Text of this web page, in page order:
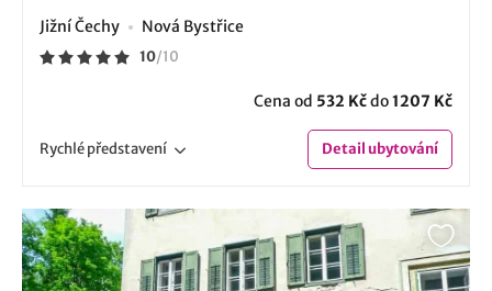
Jižní Čechy Nová Bystřice
10/10
Cena od 532 Kčdo1207 Kč
Rychlépředstavení Detailubytování